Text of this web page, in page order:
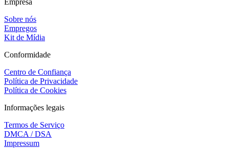
Sobre nós
Empregos
Kit de Mídia
Conformidade
Centro de Confiança
Política de Privacidade
Política de Cookies
Informações legais
Termos de Serviço
DMCA / DSA
Impressum